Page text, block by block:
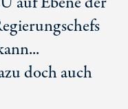
doch auch